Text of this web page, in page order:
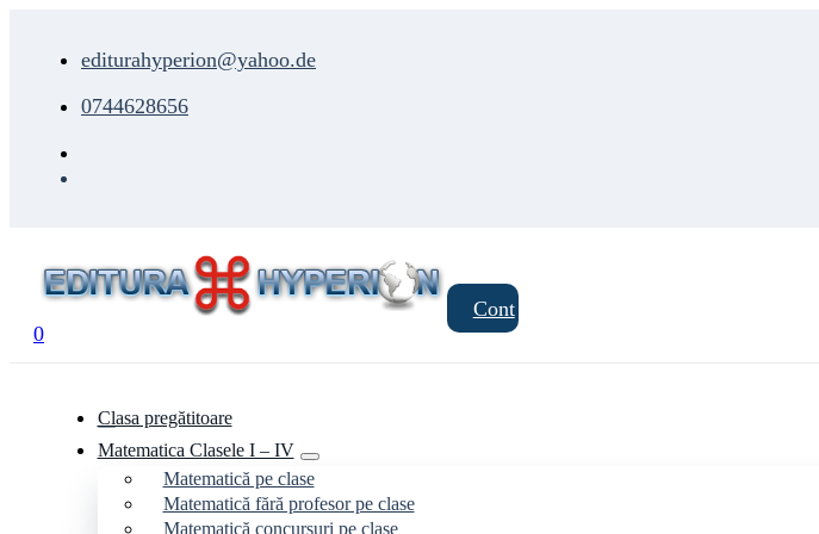
editurahyperion@yahoo.de
0744628656
Cont
0
Clasa pregătitoare
Matematica Clasele I – IV
Matematică pe clase
Matematică fără profesor pe clase
Matematică concursuri pe clase